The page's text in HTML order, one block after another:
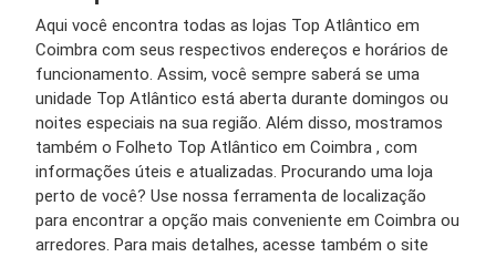
Aqui você encontra todas as lojas Top Atlântico em
Coimbra com seus respectivos endereços e horários de
funcionamento. Assim, você sempre saberá se uma
unidade Top Atlântico está aberta durante domingos ou
noites especiais na sua região. Além disso, mostramos
também o Folheto Top Atlântico em Coimbra , com
informações úteis e atualizadas. Procurando uma loja
perto de você? Use nossa ferramenta de localização
para encontrar a opção mais conveniente em Coimbra ou
arredores. Para mais detalhes, acesse também o site